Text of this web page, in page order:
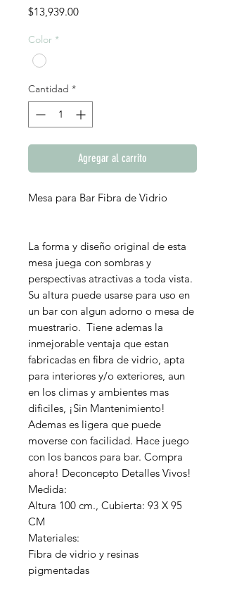
$13,939.00Precio
Color *
Cantidad *
Agregar al carrito
Mesa para Bar Fibra de Vidrio
La forma y diseño original de esta
mesa juega con sombras y
perspectivas atractivas a toda vista.
Su altura puede usarse para uso en
un bar con algun adorno o mesa de
muestrario. Tiene ademas la
inmejorable ventaja que estan
fabricadas en fibra de vidrio, apta
para interiores y/o exteriores, aun
en los climas y ambientes mas
dificiles, ¡Sin Mantenimiento!
Ademas es ligera que puede
moverse con facilidad. Hace juego
con los bancos para bar. Compra
ahora! Deconcepto Detalles Vivos!
Medida:
Altura 100 cm., Cubierta: 93 X 95
CM
Materiales:
Fibra de vidrio y resinas
pigmentadas